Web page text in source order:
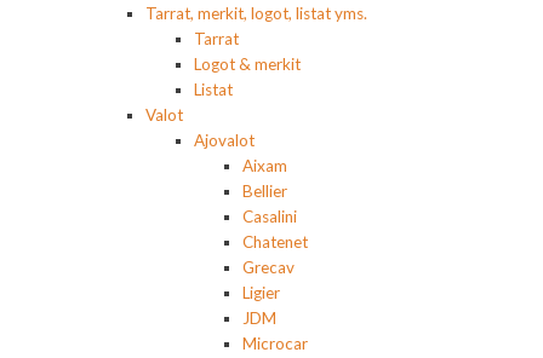
Tarrat, merkit, logot, listat yms.
Tarrat
Logot & merkit
Listat
Valot
Ajovalot
Aixam
Bellier
Casalini
Chatenet
Grecav
Ligier
JDM
Microcar